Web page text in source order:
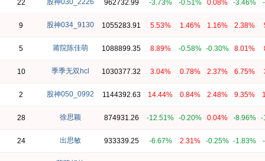
22 股神030_2226 962732.99 -3.73% -0.51% 0.08% -3.46%
9 股神034_9130 1055283.91 5.53% 1.46% 1.16% 2.38%
5 莆院陈佳萌 1088899.35 8.89% -0.58% -0.30% 8.01%
10 季季无双hcl 1030377.32 3.04% 0.78% 2.37% 6.75%
2 股神050_0992 1144392.63 14.44% 0.84% 2.48% 9.35%
28 徐思颖 874931.26 -12.51% -0.20% 0.04% -8.96% -
24 出思敏 933339.25 -6.67% 2.31% -0.25% -1.83%